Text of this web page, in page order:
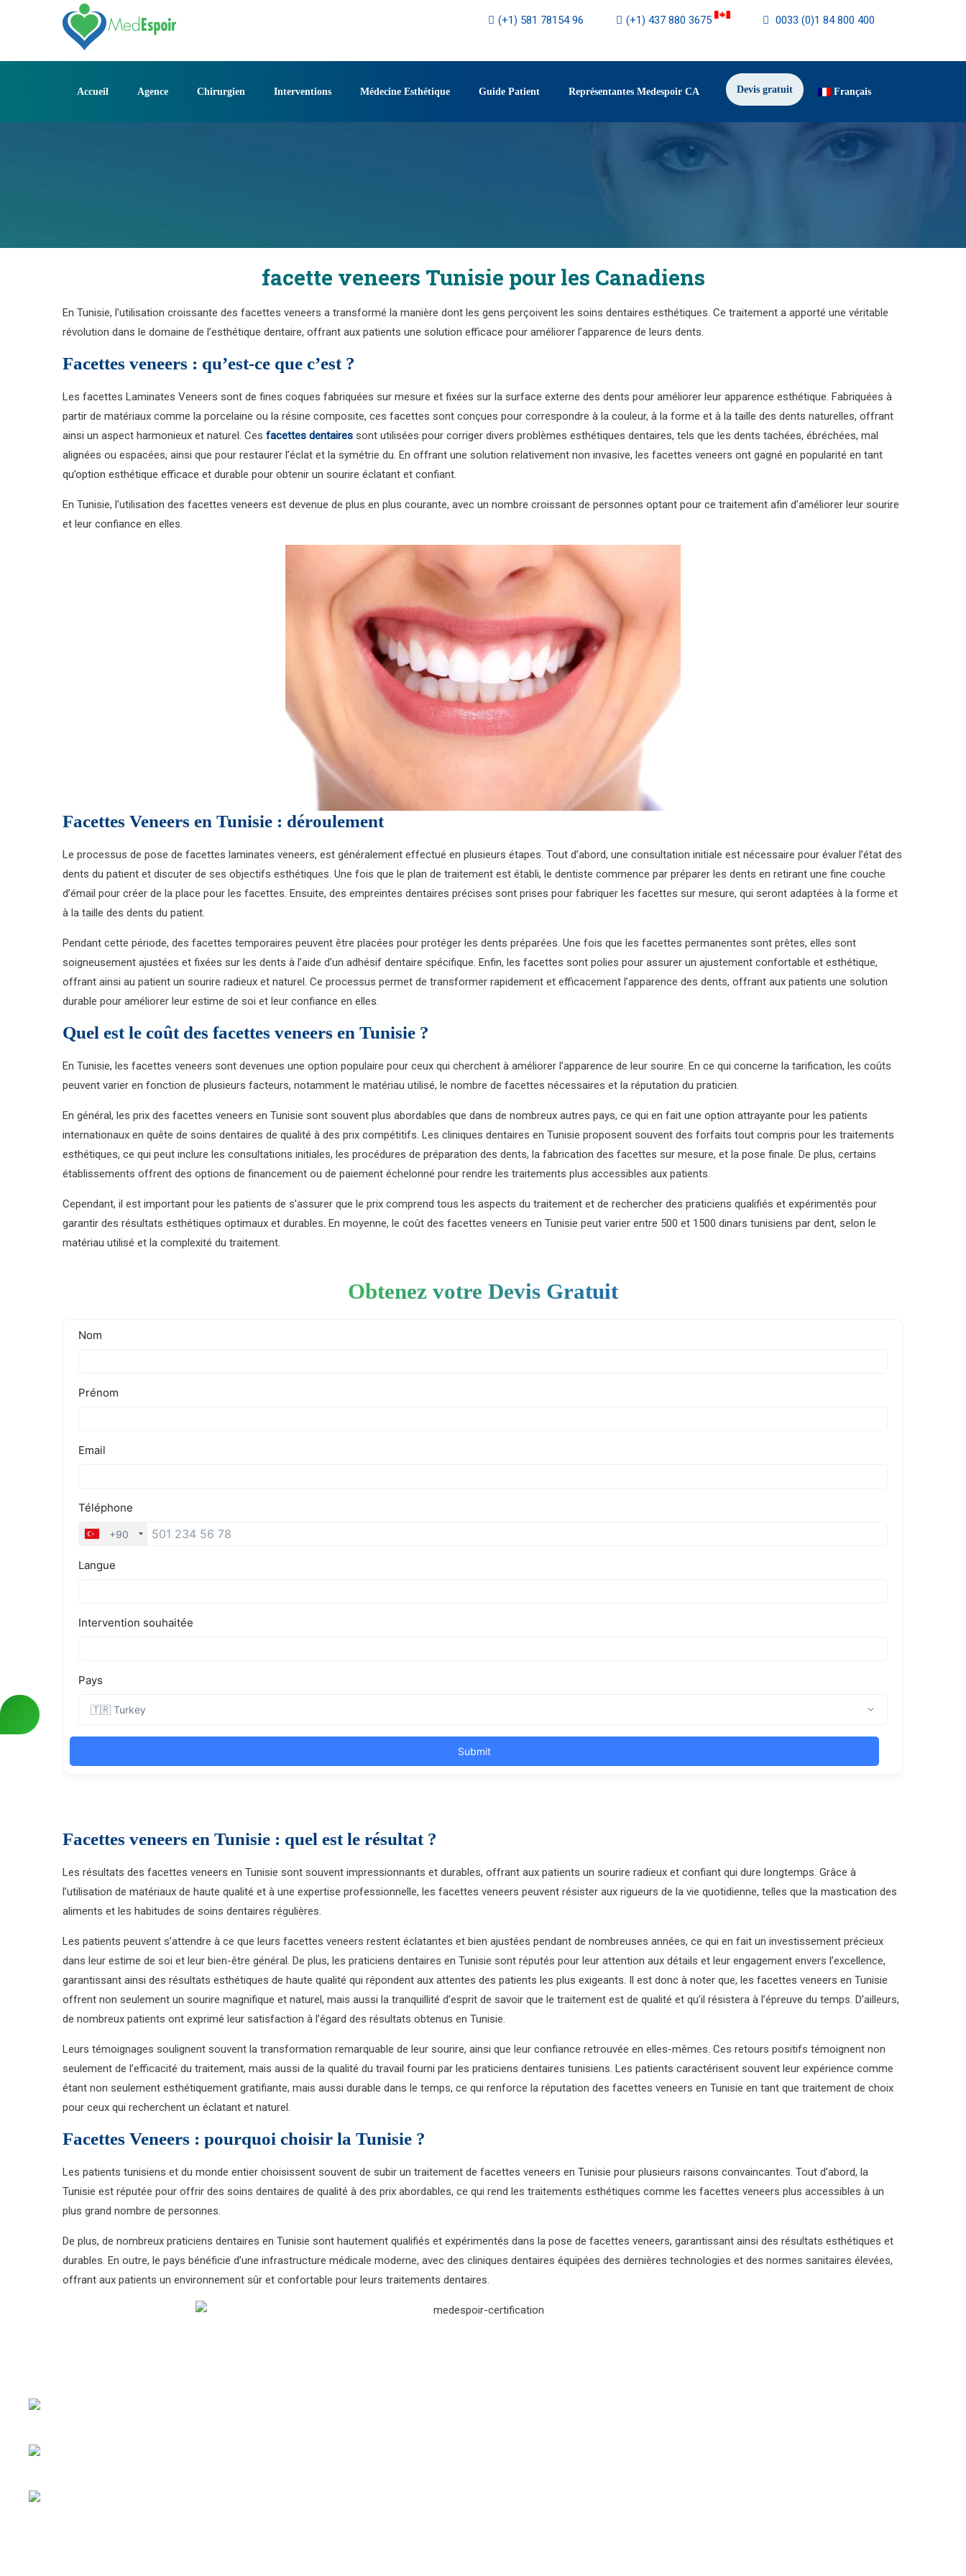
(+1) 581 78154 96 (+1) 437 880 3675 0033 (0)1 84 800 400
Accueil Agence Chirurgien Interventions Médecine Esthétique Guide Patient Représentantes Medespoir CA Devis gratuit Français
facette veneers Tunisie pour les Canadiens
En Tunisie, l’utilisation croissante des facettes veneers a transformé la manière dont les gens perçoivent les soins dentaires esthétiques. Ce traitement a apporté une véritable
révolution dans le domaine de l’esthétique dentaire, offrant aux patients une solution efficace pour améliorer l’apparence de leurs dents.
Facettes veneers : qu’est-ce que c’est ?
Les facettes Laminates Veneers sont de fines coques fabriquées sur mesure et fixées sur la surface externe des dents pour améliorer leur apparence esthétique. Fabriquées à
partir de matériaux comme la porcelaine ou la résine composite, ces facettes sont conçues pour correspondre à la couleur, à la forme et à la taille des dents naturelles, offrant
ainsi un aspect harmonieux et naturel. Ces facettes dentaires sont utilisées pour corriger divers problèmes esthétiques dentaires, tels que les dents tachées, ébréchées, mal
alignées ou espacées, ainsi que pour restaurer l’éclat et la symétrie du. En offrant une solution relativement non invasive, les facettes veneers ont gagné en popularité en tant
qu’option esthétique efficace et durable pour obtenir un sourire éclatant et confiant.
En Tunisie, l’utilisation des facettes veneers est devenue de plus en plus courante, avec un nombre croissant de personnes optant pour ce traitement afin d’améliorer leur sourire
et leur confiance en elles.
Facettes Veneers en Tunisie : déroulement
Le processus de pose de facettes laminates veneers, est généralement effectué en plusieurs étapes. Tout d’abord, une consultation initiale est nécessaire pour évaluer l’état des
dents du patient et discuter de ses objectifs esthétiques. Une fois que le plan de traitement est établi, le dentiste commence par préparer les dents en retirant une fine couche
d’émail pour créer de la place pour les facettes. Ensuite, des empreintes dentaires précises sont prises pour fabriquer les facettes sur mesure, qui seront adaptées à la forme et
à la taille des dents du patient.
Pendant cette période, des facettes temporaires peuvent être placées pour protéger les dents préparées. Une fois que les facettes permanentes sont prêtes, elles sont
soigneusement ajustées et fixées sur les dents à l’aide d’un adhésif dentaire spécifique. Enfin, les facettes sont polies pour assurer un ajustement confortable et esthétique,
offrant ainsi au patient un sourire radieux et naturel. Ce processus permet de transformer rapidement et efficacement l’apparence des dents, offrant aux patients une solution
durable pour améliorer leur estime de soi et leur confiance en elles.
Quel est le coût des facettes veneers en Tunisie ?
En Tunisie, les facettes veneers sont devenues une option populaire pour ceux qui cherchent à améliorer l’apparence de leur sourire. En ce qui concerne la tarification, les coûts
peuvent varier en fonction de plusieurs facteurs, notamment le matériau utilisé, le nombre de facettes nécessaires et la réputation du praticien.
En général, les prix des facettes veneers en Tunisie sont souvent plus abordables que dans de nombreux autres pays, ce qui en fait une option attrayante pour les patients
internationaux en quête de soins dentaires de qualité à des prix compétitifs. Les cliniques dentaires en Tunisie proposent souvent des forfaits tout compris pour les traitements
esthétiques, ce qui peut inclure les consultations initiales, les procédures de préparation des dents, la fabrication des facettes sur mesure, et la pose finale. De plus, certains
établissements offrent des options de financement ou de paiement échelonné pour rendre les traitements plus accessibles aux patients.
Cependant, il est important pour les patients de s’assurer que le prix comprend tous les aspects du traitement et de rechercher des praticiens qualifiés et expérimentés pour
garantir des résultats esthétiques optimaux et durables. En moyenne, le coût des facettes veneers en Tunisie peut varier entre 500 et 1500 dinars tunisiens par dent, selon le
matériau utilisé et la complexité du traitement.
Obtenez votre Devis Gratuit
Facettes veneers en Tunisie : quel est le résultat ?
Les résultats des facettes veneers en Tunisie sont souvent impressionnants et durables, offrant aux patients un sourire radieux et confiant qui dure longtemps. Grâce à
l’utilisation de matériaux de haute qualité et à une expertise professionnelle, les facettes veneers peuvent résister aux rigueurs de la vie quotidienne, telles que la mastication des
aliments et les habitudes de soins dentaires régulières.
Les patients peuvent s’attendre à ce que leurs facettes veneers restent éclatantes et bien ajustées pendant de nombreuses années, ce qui en fait un investissement précieux
dans leur estime de soi et leur bien-être général. De plus, les praticiens dentaires en Tunisie sont réputés pour leur attention aux détails et leur engagement envers l’excellence,
garantissant ainsi des résultats esthétiques de haute qualité qui répondent aux attentes des patients les plus exigeants. Il est donc à noter que, les facettes veneers en Tunisie
offrent non seulement un sourire magnifique et naturel, mais aussi la tranquillité d’esprit de savoir que le traitement est de qualité et qu’il résistera à l’épreuve du temps. D’ailleurs,
de nombreux patients ont exprimé leur satisfaction à l’égard des résultats obtenus en Tunisie.
Leurs témoignages soulignent souvent la transformation remarquable de leur sourire, ainsi que leur confiance retrouvée en elles-mêmes. Ces retours positifs témoignent non
seulement de l’efficacité du traitement, mais aussi de la qualité du travail fourni par les praticiens dentaires tunisiens. Les patients caractérisent souvent leur expérience comme
étant non seulement esthétiquement gratifiante, mais aussi durable dans le temps, ce qui renforce la réputation des facettes veneers en Tunisie en tant que traitement de choix
pour ceux qui recherchent un éclatant et naturel.
Facettes Veneers : pourquoi choisir la Tunisie ?
Les patients tunisiens et du monde entier choisissent souvent de subir un traitement de facettes veneers en Tunisie pour plusieurs raisons convaincantes. Tout d’abord, la
Tunisie est réputée pour offrir des soins dentaires de qualité à des prix abordables, ce qui rend les traitements esthétiques comme les facettes veneers plus accessibles à un
plus grand nombre de personnes.
De plus, de nombreux praticiens dentaires en Tunisie sont hautement qualifiés et expérimentés dans la pose de facettes veneers, garantissant ainsi des résultats esthétiques et
durables. En outre, le pays bénéficie d’une infrastructure médicale moderne, avec des cliniques dentaires équipées des dernières technologies et des normes sanitaires élevées,
offrant aux patients un environnement sûr et confortable pour leurs traitements dentaires.